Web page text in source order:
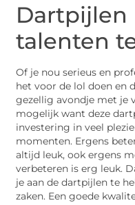
Dartpijlen
talenten
Of je nou serieus en
het voor de lol doen en
gezellig avondje met je
mogelijk want deze
investering in veel
momenten. Ergens
altijd leuk, ook ergens
verbeteren is erg leuk.
je aan de dartpijlen te
zaken. Een goede